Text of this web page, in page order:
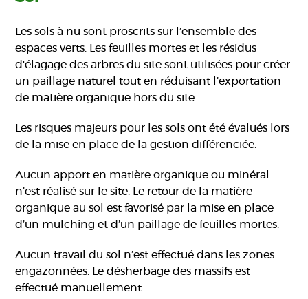
Les sols à nu sont proscrits sur l’ensemble des
espaces verts. Les feuilles mortes et les résidus
d'élagage des arbres du site sont utilisées pour créer
un paillage naturel tout en réduisant l’exportation
de matière organique hors du site.
Les risques majeurs pour les sols ont été évalués lors
de la mise en place de la gestion différenciée.
Aucun apport en matière organique ou minéral
n’est réalisé sur le site. Le retour de la matière
organique au sol est favorisé par la mise en place
d’un mulching et d’un paillage de feuilles mortes.
Aucun travail du sol n’est effectué dans les zones
engazonnées. Le désherbage des massifs est
effectué manuellement.